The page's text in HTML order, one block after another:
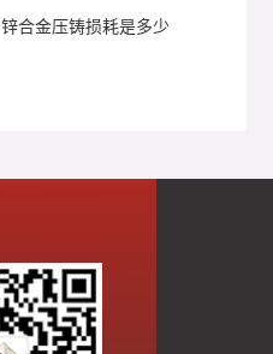
锌合金压铸损耗是多少